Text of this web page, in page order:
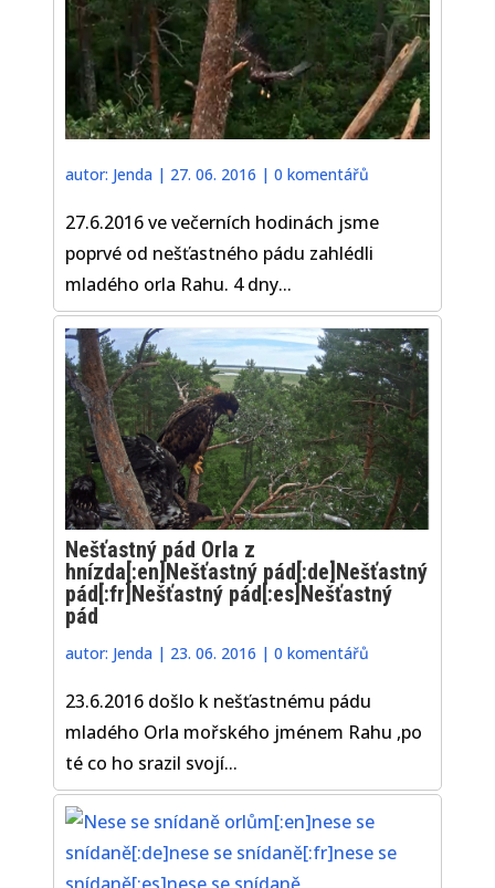
autor: Jenda | 27. 06. 2016 |0 komentářů
27.6.2016 ve večerních hodinách jsme
poprvé od nešťastného pádu zahlédli
mladého orla Rahu. 4 dny...
Nešťastný pád Orla z
hnízda[:en]Nešťastný pád[:de]Nešťastný
pád[:fr]Nešťastný pád[:es]Nešťastný
pád
autor: Jenda | 23. 06. 2016 |0 komentářů
23.6.2016 došlo k nešťastnému pádu
mladého Orla mořského jménem Rahu ,po
té co ho srazil svojí...